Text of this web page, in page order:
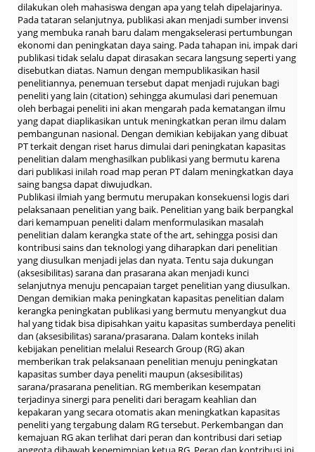
dilakukan oleh mahasiswa dengan apa yang telah dipelajarinya.
Pada tataran selanjutnya, publikasi akan menjadi sumber invensi
yang membuka ranah baru dalam mengakselerasi pertumbungan
ekonomi dan peningkatan daya saing. Pada tahapan ini, impak dari
publikasi tidak selalu dapat dirasakan secara langsung seperti yang
disebutkan diatas. Namun dengan mempublikasikan hasil
penelitiannya, penemuan tersebut dapat menjadi rujukan bagi
peneliti yang lain (citation) sehingga akumulasi dari penemuan
oleh berbagai peneliti ini akan mengarah pada kematangan ilmu
yang dapat diaplikasikan untuk meningkatkan peran ilmu dalam
pembangunan nasional. Dengan demikian kebijakan yang dibuat
PT terkait dengan riset harus dimulai dari peningkatan kapasitas
penelitian dalam menghasilkan publikasi yang bermutu karena
dari publikasi inilah road map peran PT dalam meningkatkan daya
saing bangsa dapat diwujudkan.
Publikasi ilmiah yang bermutu merupakan konsekuensi logis dari
pelaksanaan penelitian yang baik. Penelitian yang baik berpangkal
dari kemampuan peneliti dalam menformulasikan masalah
penelitian dalam kerangka state of the art, sehingga posisi dan
kontribusi sains dan teknologi yang diharapkan dari penelitian
yang diusulkan menjadi jelas dan nyata. Tentu saja dukungan
(aksesibilitas) sarana dan prasarana akan menjadi kunci
selanjutnya menuju pencapaian target penelitian yang diusulkan.
Dengan demikian maka peningkatan kapasitas penelitian dalam
kerangka peningkatan publikasi yang bermutu menyangkut dua
hal yang tidak bisa dipisahkan yaitu kapasitas sumberdaya peneliti
dan (aksesibilitas) sarana/prasarana. Dalam konteks inilah
kebijakan penelitian melalui Research Group (RG) akan
memberikan trak pelaksanaan penelitian menuju peningkatan
kapasitas sumber daya peneliti maupun (aksesibilitas)
sarana/prasarana penelitian. RG memberikan kesempatan
terjadinya sinergi para peneliti dari beragam keahlian dan
kepakaran yang secara otomatis akan meningkatkan kapasitas
peneliti yang tergabung dalam RG tersebut. Perkembangan dan
kemajuan RG akan terlihat dari peran dan kontribusi dari setiap